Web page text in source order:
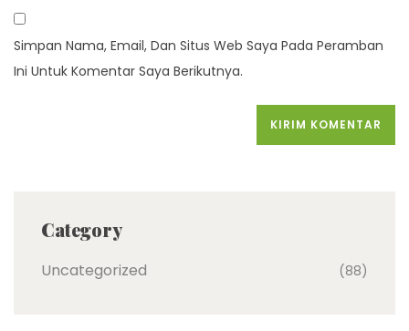
Simpan Nama, Email, Dan Situs Web Saya Pada Peramban
Ini Untuk Komentar Saya Berikutnya.
Category
Uncategorized (88)